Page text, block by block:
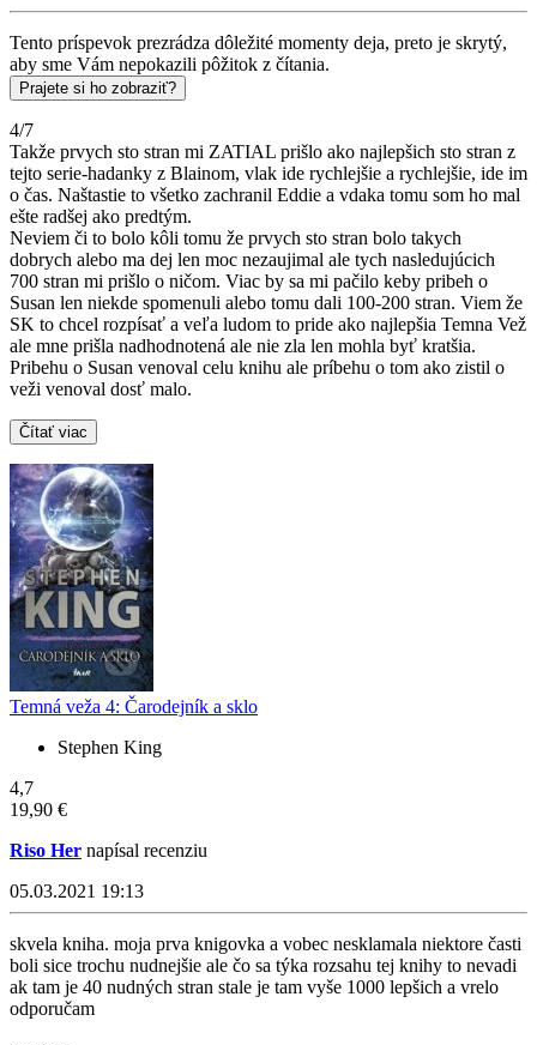
Tento príspevok prezrádza dôležité momenty deja, preto je skrytý,
aby sme Vám nepokazili pôžitok z čítania.
Prajete si ho zobraziť?
4/7
Takže prvych sto stran mi ZATIAL prišlo ako najlepšich sto stran z
tejto serie-hadanky z Blainom, vlak ide rychlejšie a rychlejšie, ide im
o čas. Naštastie to všetko zachranil Eddie a vdaka tomu som ho mal
ešte radšej ako predtým.
Neviem či to bolo kôli tomu že prvych sto stran bolo takych
dobrych alebo ma dej len moc nezaujimal ale tych nasledujúcich
700 stran mi prišlo o ničom. Viac by sa mi pačilo keby pribeh o
Susan len niekde spomenuli alebo tomu dali 100-200 stran. Viem že
SK to chcel rozpísať a veľa ludom to pride ako najlepšia Temna Vež
ale mne prišla nadhodnotená ale nie zla len mohla byť kratšia.
Pribehu o Susan venoval celu knihu ale príbehu o tom ako zistil o
veži venoval dosť malo.
Čítať viac
Temná veža 4: Čarodejník a sklo
Stephen King
4,7
19,90 €
Riso Her napísal recenziu
05.03.2021 19:13
skvela kniha. moja prva knigovka a vobec nesklamala niektore časti
boli sice trochu nudnejšie ale čo sa týka rozsahu tej knihy to nevadi
ak tam je 40 nudných stran stale je tam vyše 1000 lepšich a vrelo
odporučam